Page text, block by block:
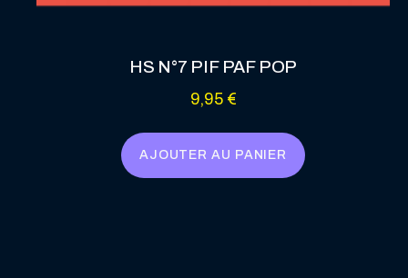
HS N°7 PIF PAF POP
9,95 €
AJOUTER AU PANIER